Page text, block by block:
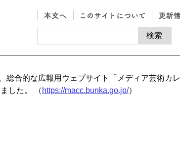
総合的な広報用ウェブサイト「メディア芸術カレ
した。 （ https://macc.bunka.go.jp/）